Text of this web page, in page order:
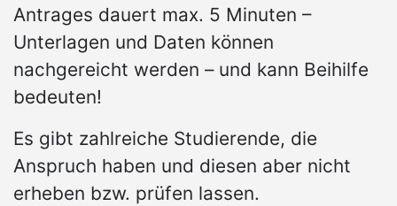
Antrages dauert max. 5 Minuten –
Unterlagen und Daten können
nachgereicht werden – und kann Beihilfe
bedeuten!
Es gibt zahlreiche Studierende, die
Anspruch haben und diesen aber nicht
erheben bzw. prüfen lassen.